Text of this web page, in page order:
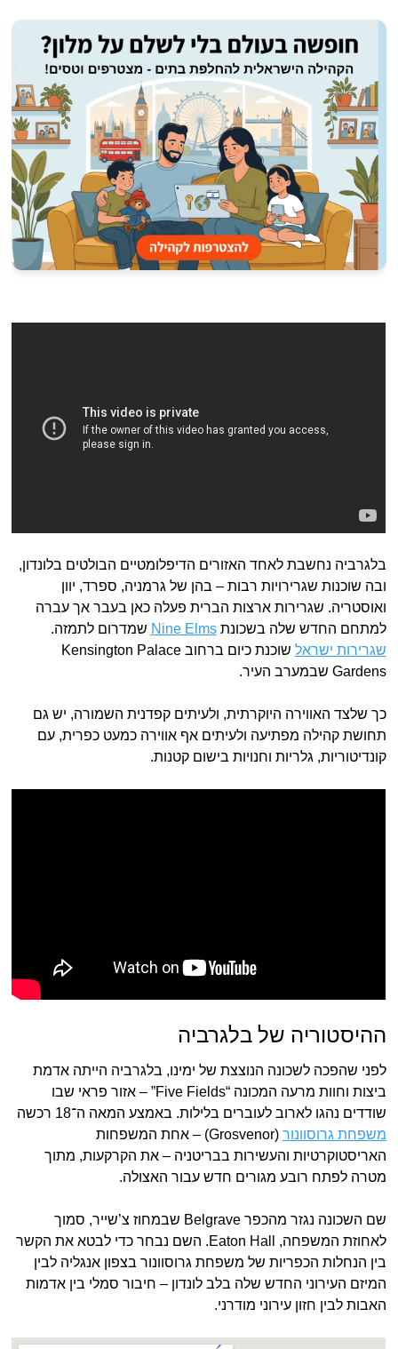
בלגרביה נחשבת לאחד האזורים הדיפלומטיים הבולטים בלונדון,
ובה שוכנות שגרירויות רבות – בהן של גרמניה, ספרד, יוון
ואוסטריה. שגרירות ארצות הברית פעלה כאן בעבר אך עברה
למתחם החדש שלה בשכונתNine Elms שמדרום לתמזה.
שגרירות ישראל
שוכנת כיום ברחוב Kensington Palace
Gardens שבמערב העיר.
כך שלצד האווירה היוקרתית, ולעיתים קפדנית השמורה, יש גם
תחושת קהילה מפתיעה ולעיתים אף אווירה כמעט כפרית, עם
קונדיטוריות, גלריות וחנויות בישום קטנות.
ההיסטוריה של בלגרביה
לפני שהפכה לשכונה הנוצצת של ימינו, בלגרביה הייתה אדמת
ביצות וחוות מרעה המכונה “Five Fields” – אזור פראי שבו
שודדים נהגו לארוב לעוברים בלילות. באמצע המאה ה־18 רכשה
משפחת גרוסוונור
(Grosvenor) – אחת המשפחות
האריסטוקרטיות והעשירות בבריטניה – את הקרקעות, מתוך
מטרה לפתח רובע מגורים חדש עבור האצולה.
שם השכונה נגזר מהכפר Belgrave שבמחוז צ’שייר, סמוך
לאחוזת המשפחה, Eaton Hall. השם נבחר כדי לבטא את הקשר
בין הנחלות הכפריות של משפחת גרוסוונור בצפון אנגליה לבין
המיזם העירוני החדש שלה בלב לונדון – חיבור סמלי בין אדמות
האבות לבין חזון עירוני מודרני.